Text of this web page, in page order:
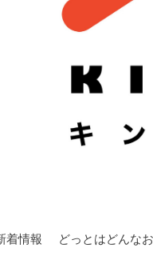
着情報 どっとはどんな